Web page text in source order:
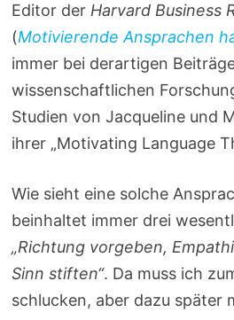
Editor der Harvard Business
(Motivierende Ansprachen
immer bei derartigen
wissenschaftlichen
Studien von Jacqueline und
ihrer „Motivating Language
Wie sieht eine solche
beinhaltet immer drei
„Richtung vorgeben,
Sinn stiften“. Da muss ich
schlucken, aber dazu später